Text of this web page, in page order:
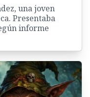
una joven
Presentaba
informe